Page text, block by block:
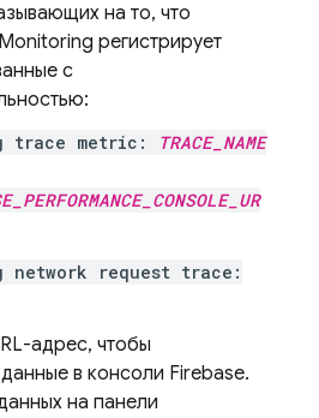
на то, что
регистрирует
с
trace metric:
TRACE_NAME
network request trace:
адрес, чтобы
в консоли Firebase.
на панели